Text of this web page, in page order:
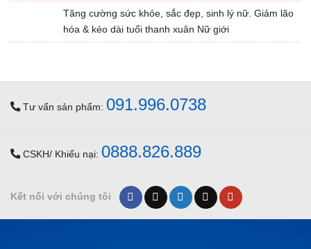
Tăng cường sức khỏe, sắc đẹp, sinh lý nữ. Giảm lão
hóa & kéo dài tuổi thanh xuân Nữ giới
Tư vấn sản phẩm: 091.996.0738
CSKH/ Khiếu nại: 0888.826.889
Kết nối với chúng tôi